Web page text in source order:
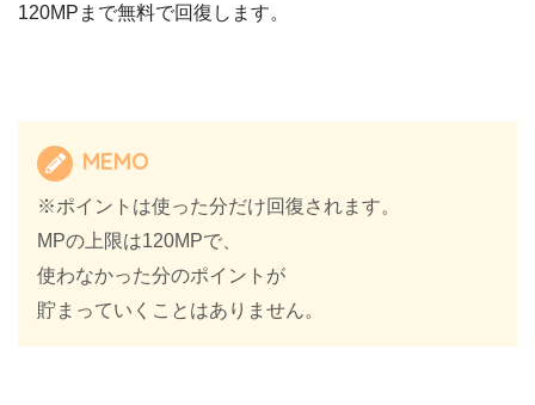
120MPまで無料で回復します。
MEMO
※ポイントは使った分だけ回復されます。
MPの上限は120MPで、
使わなかった分のポイントが
貯まっていくことはありません。